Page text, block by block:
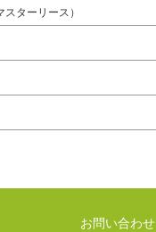
ターリース）
お問い合わせ